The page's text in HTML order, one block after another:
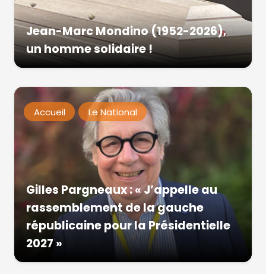
Jean-Marc Mondino (1952-2026),
un homme solidaire !
Accueil Le National
Gilles Pargneaux : « J’appelle au
rassemblement de la gauche
républicaine pour la Présidentielle
2027 »